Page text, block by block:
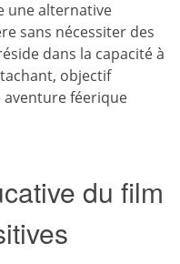
une alternative
sans nécessiter des
dans la capacité à
objectif
féerique
du film